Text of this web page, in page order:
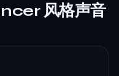
风格声音